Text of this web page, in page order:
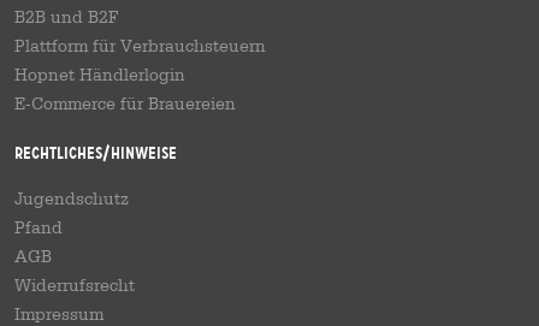
B2B und B2F
Plattform für Verbrauchsteuern
Hopnet Händlerlogin
E-Commerce für Brauereien
Rechtliches/Hinweise
Jugendschutz
Pfand
AGB
Widerrufsrecht
Impressum